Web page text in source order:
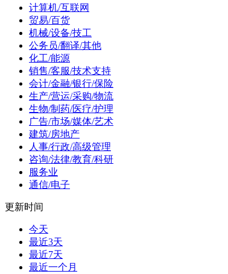
计算机/互联网
贸易/百货
机械/设备/技工
公务员/翻译/其他
化工/能源
销售/客服/技术支持
会计/金融/银行/保险
生产/营运/采购/物流
生物/制药/医疗/护理
广告/市场/媒体/艺术
建筑/房地产
人事/行政/高级管理
咨询/法律/教育/科研
服务业
通信/电子
更新时间
今天
最近3天
最近7天
最近一个月